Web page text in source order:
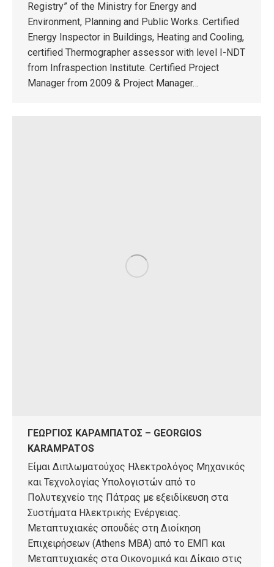
Registry” of the Ministry for Energy and
Environment, Planning and Public Works. Certified
Energy Inspector in Buildings, Heating and Cooling,
certified Thermographer assessor with level Ι-NDT
from Infraspection Institute. Certified Project
Manager from 2009 & Project Manager…
ΓΕΩΡΓΙΟΣ ΚΑΡΑΜΠΑΤΟΣ – GEORGIOS
KARAMPATOS
Είμαι Διπλωματούχος Ηλεκτρολόγος Μηχανικός
και Τεχνολογίας Υπολογιστών από το
Πολυτεχνείο της Πάτρας με εξειδίκευση στα
Συστήματα Ηλεκτρικής Ενέργειας.
Μεταπτυχιακές σπουδές στη Διοίκηση
Επιχειρήσεων (Athens MBA) από το ΕΜΠ και
Μεταπτυχιακές στα Οικονομικά και Δίκαιο στις